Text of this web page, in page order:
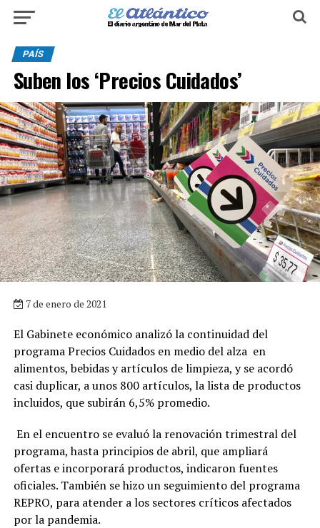
PAÍS
Suben los ‘Precios Cuidados’
7 de enero de 2021
El Gabinete económico analizó la continuidad del
programa Precios Cuidados en medio del alza en
alimentos, bebidas y artículos de limpieza, y se acordó
casi duplicar, a unos 800 artículos, la lista de productos
incluidos, que subirán 6,5% promedio.
En el encuentro se evaluó la renovación trimestral del
programa, hasta principios de abril, que ampliará
ofertas e incorporará productos, indicaron fuentes
oficiales. También se hizo un seguimiento del programa
REPRO, para atender a los sectores críticos afectados
por la pandemia.